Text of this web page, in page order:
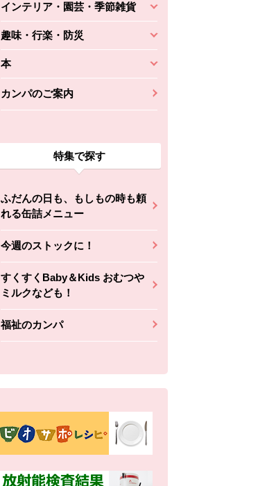
インテリア・園芸・季節雑貨
趣味・行楽・防災
本
カンパのご案内
特集で探す
ふだんの日も、もしもの時も頼
れる缶詰メニュー
今週のストックに！
すくすくBaby＆Kids おむつや
ミルクなども！
福祉のカンパ